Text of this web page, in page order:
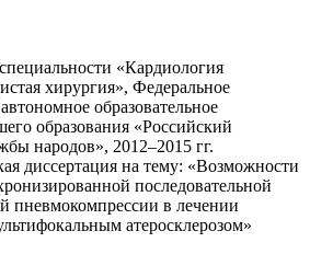
«Кардиология
хирургия», Федеральное
образовательное
образования «Российский
народов», 2012–2015 гг.
диссертация на тему: «Возможности
последовательной
пневмокомпрессии в лечении
атеросклерозом»